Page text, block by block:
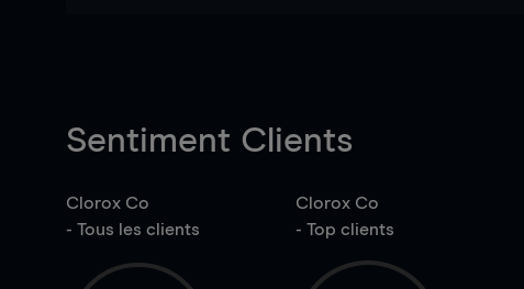
Sentiment Clients
Clorox Co
- Tous les clients
Clorox Co
- Top clients